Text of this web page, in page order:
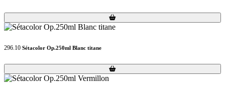
Loading...
Loading...
296.10 Sétacolor Op.250ml Blanc titane
Loading...
Loading...